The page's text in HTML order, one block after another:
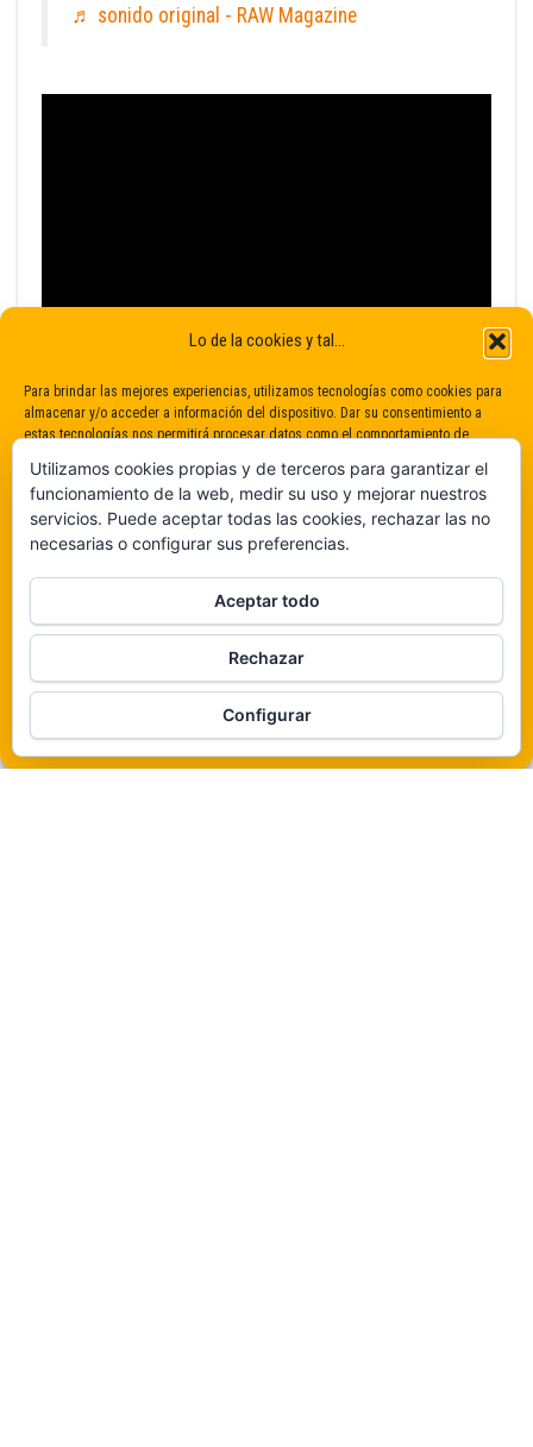
Lo de la cookies y tal...
Para brindar las mejores experiencias, utilizamos tecnologías como cookies para
almacenar y/o acceder a información del dispositivo. Dar su consentimiento a
estas tecnologías nos permitirá procesar datos como el comportamiento de
consentimiento puede afectar negativamente a determinadas características y
funciones.
De ninguna manera
Veámos que hay aquí
Política de cookies
♬ sonido original - RAW Magazine
WordPress |Tema:
Utilizamos cookies propias y de terceros para garantizar el
funcionamiento de la web, medir su uso y mejorar nuestros
servicios. Puede aceptar todas las cookies, rechazar las no
necesarias o configurar sus preferencias.
Aceptar todo
Rechazar
Configurar